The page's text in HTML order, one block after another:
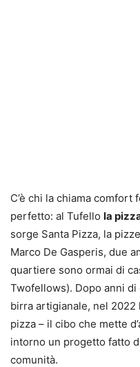
C’è chi la chiama
perfetto: al Tufello la
sorge Santa Pizza, la
Marco De Gasperis, due
quartiere sono ormai di
Twofellows). Dopo anni
birra artigianale, nel 2022
pizza – il cibo che mette
intorno un progetto fatto
comunità.